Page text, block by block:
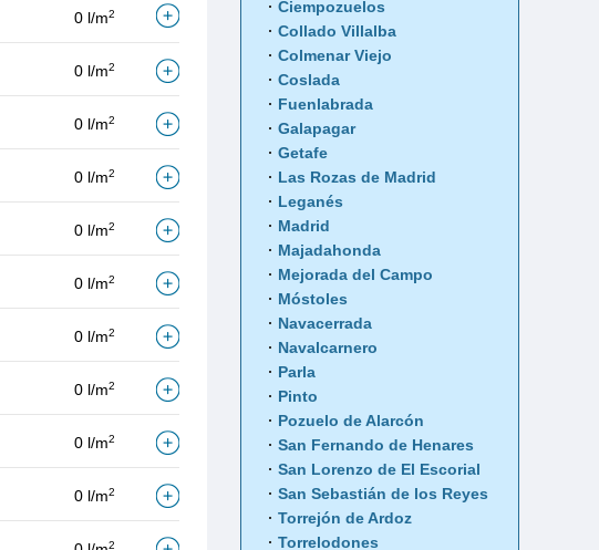
0 l/m2
0 l/m2
0 l/m2
0 l/m2
0 l/m2
0 l/m2
0 l/m2
0 l/m2
0 l/m2
0 l/m2
2
Ciempozuelos
Collado Villalba
Colmenar Viejo
Coslada
Fuenlabrada
Galapagar
Getafe
Las Rozas de Madrid
Leganés
Madrid
Majadahonda
Mejorada del Campo
Móstoles
Navacerrada
Navalcarnero
Parla
Pinto
Pozuelo de Alarcón
San Fernando de Henares
San Lorenzo de El Escorial
San Sebastián de los Reyes
Torrejón de Ardoz
Torrelodones